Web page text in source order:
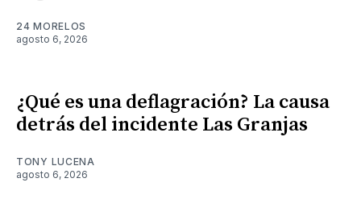
24 MORELOS
agosto 6, 2026
¿Qué es una deflagración? La causa
detrás del incidente Las Granjas
TONY LUCENA
agosto 6, 2026